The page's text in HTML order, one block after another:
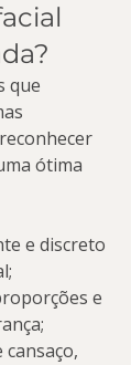
que
ótima
e discreto
e